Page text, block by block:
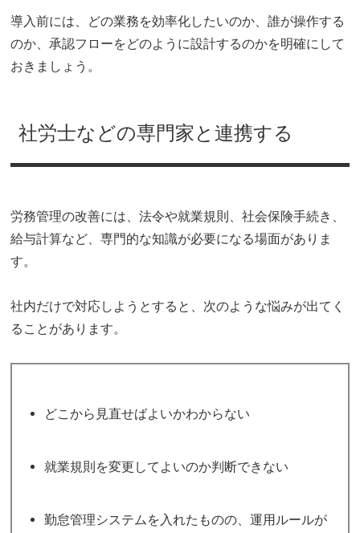
導入前には、どの業務を効率化したいのか、誰が操作する
のか、承認フローをどのように設計するのかを明確にして
おきましょう。
社労士などの専門家と連携する
労務管理の改善には、法令や就業規則、社会保険手続き、
給与計算など、専門的な知識が必要になる場面がありま
す。
社内だけで対応しようとすると、次のような悩みが出てく
ることがあります。
どこから見直せばよいかわからない
就業規則を変更してよいのか判断できない
勤怠管理システムを入れたものの、運用ルールが